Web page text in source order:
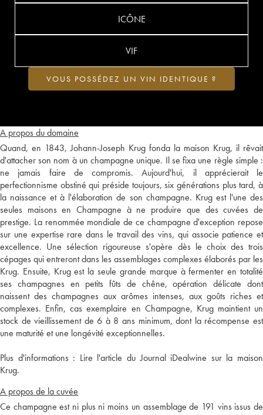
A propos du domaine
Quand, en 1843, Johann-Joseph Krug fonda la maison Krug, il rêvait
d'attacher son nom à un champagne unique. Il se fixa une règle simple :
ne jamais faire de compromis. Aujourd'hui, il apprécierait le
perfectionnisme obstiné qui préside toujours, six générations plus tard, à
la naissance et à l'élaboration de son champagne. Krug est l'une des
seules maisons en Champagne à ne produire que des cuvées de
prestige. La renommée mondiale de ce champagne d'exception repose
sur une expertise rare dans le travail des vins, qui associe patience et
excellence. Une sélection rigoureuse s'opère dès le choix des trois
cépages qui entreront dans les assemblages complexes élaborés par les
Krug. Ensuite, Krug est la seule grande marque à fermenter en totalité
ses champagnes en petits fûts de chêne, opération délicate dont
naissent des champagnes aux arômes intenses, aux goûts riches et
complexes. Enfin, cas exemplaire en Champagne, Krug maintient un
stock de vieillissement de 6 à 8 ans minimum, dont la récompense est
une maturité et une longévité exceptionnelles.
Plus d'informations : Lire l'article du Journal iDealwine sur la maison
Krug.
A propos de la cuvée
Ce champagne est ni plus ni moins un assemblage de 191 vins issus de
ICÔNE
VIF
VOUS POSSÉDEZ UN VIN IDENTIQUE ?